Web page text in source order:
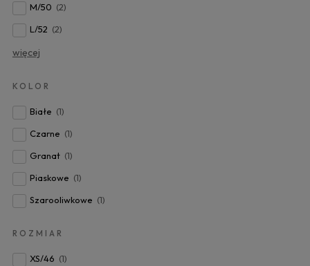
M/50 (2)
L/52 (2)
więcej
KOLOR
Białe (1)
Czarne (1)
Granat (1)
Piaskowe (1)
Szarooliwkowe (1)
ROZMIAR
XS/46 (1)